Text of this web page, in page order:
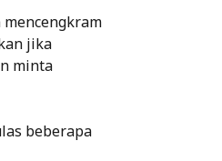
jika
minta
beberapa